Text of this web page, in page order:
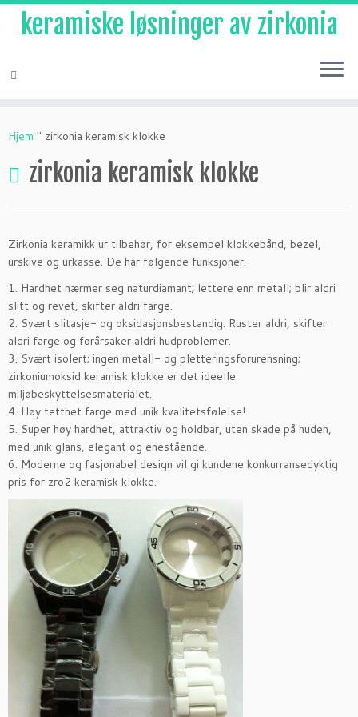
til
keramiske løsninger av zirkonia
Hjem " zirkonia keramisk klokke
zirkonia keramisk klokke
Zirkonia keramikk ur tilbehør, for eksempel klokkebånd, bezel,
urskive og urkasse. De har følgende funksjoner.
1. Hardhet nærmer seg naturdiamant; lettere enn metall; blir aldri
slitt og revet, skifter aldri farge.
2. Svært slitasje- og oksidasjonsbestandig. Ruster aldri, skifter
aldri farge og forårsaker aldri hudproblemer.
3. Svært isolert; ingen metall- og pletteringsforurensning;
zirkoniumoksid keramisk klokke er det ideelle
miljøbeskyttelsesmaterialet.
4. Høy tetthet farge med unik kvalitetsfølelse!
5. Super høy hardhet, attraktiv og holdbar, uten skade på huden,
med unik glans, elegant og enestående.
6. Moderne og fasjonabel design vil gi kundene konkurransedyktig
pris for zro2 keramisk klokke.